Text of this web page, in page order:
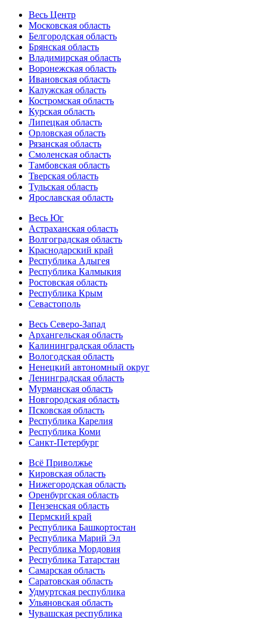
Весь Центр
Московская область
Белгородская область
Брянская область
Владимирская область
Воронежская область
Ивановская область
Калужская область
Костромская область
Курская область
Липецкая область
Орловская область
Рязанская область
Смоленская область
Тамбовская область
Тверская область
Тульская область
Ярославская область
Весь Юг
Астраханская область
Волгоградская область
Краснодарский край
Республика Адыгея
Республика Калмыкия
Ростовская область
Республика Крым
Севастополь
Весь Северо-Запад
Архангельская область
Калининградская область
Вологодская область
Ненецкий автономный округ
Ленинградская область
Мурманская область
Новгородская область
Псковская область
Республика Карелия
Республика Коми
Санкт-Петербург
Всё Приволжье
Кировская область
Нижегородская область
Оренбургская область
Пензенская область
Пермский край
Республика Башкортостан
Республика Марий Эл
Республика Мордовия
Республика Татарстан
Самарская область
Саратовская область
Удмуртская республика
Ульяновская область
Чувашская республика